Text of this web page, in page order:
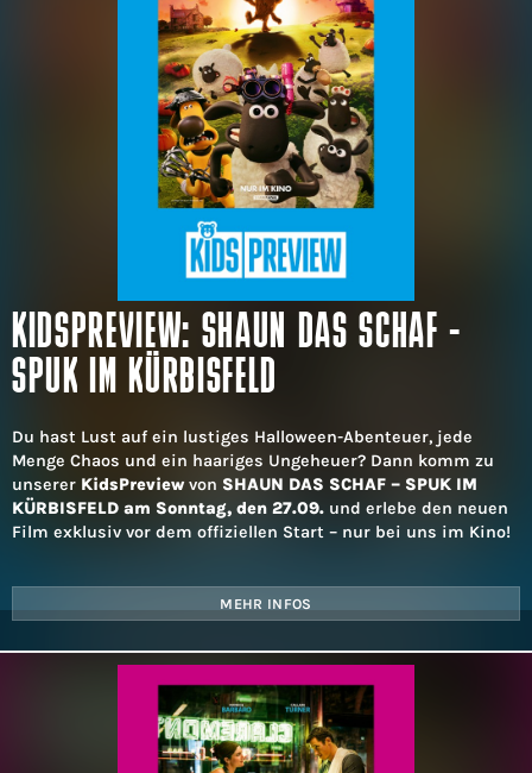
KIDSPREVIEW: SHAUN DAS SCHAF -
SPUK IM KÜRBISFELD
Du hast Lust auf ein lustiges Halloween-Abenteuer, jede
Menge Chaos und ein haariges Ungeheuer? Dann komm zu
unserer KidsPreviewvon SHAUN DAS SCHAF – SPUK IM
KÜRBISFELD am Sonntag, den 27.09. und erlebe den neuen
Film exklusiv vor dem offiziellen Start – nur bei uns im Kino!
MEHR INFOS